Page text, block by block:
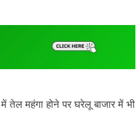
तेल महंगा होने पर घरेलू बाजार में